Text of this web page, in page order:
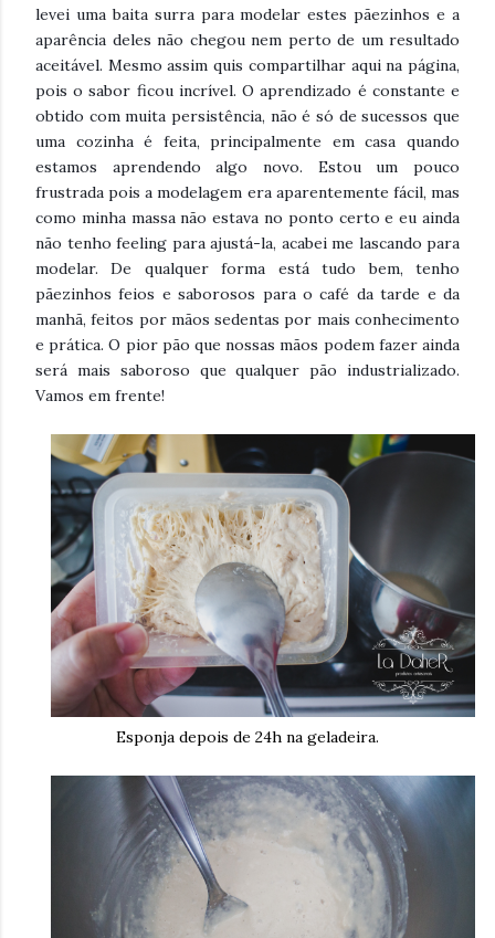
levei uma baita surra para modelar estes pãezinhos e a
aparência deles não chegou nem perto de um resultado
aceitável. Mesmo assim quis compartilhar aqui na página,
pois o sabor ficou incrível. O aprendizado é constante e
obtido com muita persistência, não é só de sucessos que
uma cozinha é feita, principalmente em casa quando
estamos aprendendo algo novo. Estou um pouco
frustrada pois a modelagem era aparentemente fácil, mas
como minha massa não estava no ponto certo e eu ainda
não tenho feeling para ajustá-la, acabei me lascando para
modelar. De qualquer forma está tudo bem, tenho
pãezinhos feios e saborosos para o café da tarde e da
manhã, feitos por mãos sedentas por mais conhecimento
e prática. O pior pão que nossas mãos podem fazer ainda
será mais saboroso que qualquer pão industrializado.
Vamos em frente!
Esponja depois de 24h na geladeira.